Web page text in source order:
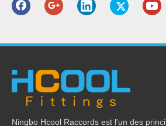
Produits connexes
Ningbo Hcool Raccords est l'un des